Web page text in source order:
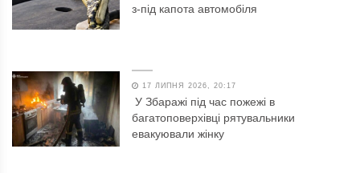
з-під капота автомобіля
17 ЛИПНЯ 2026, 20:17
У Збаражі під час пожежі в
багатоповерхівці рятувальники
евакуювали жінку